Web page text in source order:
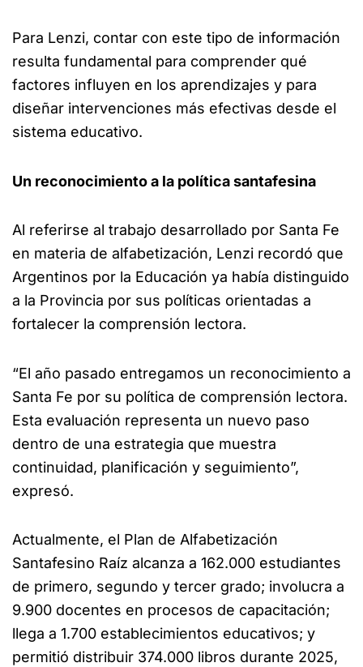
Para Lenzi, contar con este tipo de información
resulta fundamental para comprender qué
factores influyen en los aprendizajes y para
diseñar intervenciones más efectivas desde el
sistema educativo.
Un reconocimiento a la política santafesina
Al referirse al trabajo desarrollado por Santa Fe
en materia de alfabetización, Lenzi recordó que
Argentinos por la Educación ya había distinguido
a la Provincia por sus políticas orientadas a
fortalecer la comprensión lectora.
“El año pasado entregamos un reconocimiento a
Santa Fe por su política de comprensión lectora.
Esta evaluación representa un nuevo paso
dentro de una estrategia que muestra
continuidad, planificación y seguimiento”,
expresó.
Actualmente, el Plan de Alfabetización
Santafesino Raíz alcanza a 162.000 estudiantes
de primero, segundo y tercer grado; involucra a
9.900 docentes en procesos de capacitación;
llega a 1.700 establecimientos educativos; y
permitió distribuir 374.000 libros durante 2025,